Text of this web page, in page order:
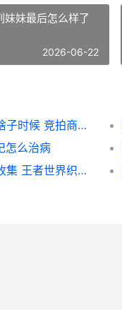
妹最后怎么样了
2026-06-22
竞拍之王手机游戏上线时间是啥子时候 竞拍商城app如何挣钱
怎么治病
王者世界织梦原野如何全寻觅收集 王者世界织梦原野藏宝图